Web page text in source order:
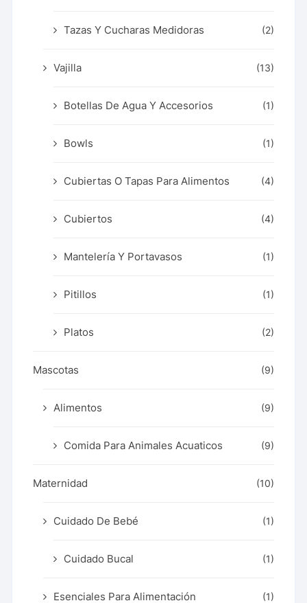
Tazas Y Cucharas Medidoras (2)
Vajilla (13)
Botellas De Agua Y Accesorios (1)
Bowls (1)
Cubiertas O Tapas Para Alimentos (4)
Cubiertos (4)
Mantelería Y Portavasos (1)
Pitillos (1)
Platos (2)
Mascotas (9)
Alimentos (9)
Comida Para Animales Acuaticos (9)
Maternidad (10)
Cuidado De Bebé (1)
Cuidado Bucal (1)
Esenciales Para Alimentación (1)